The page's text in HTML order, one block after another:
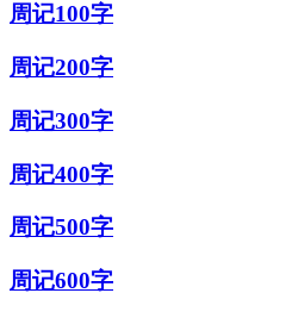
周记100字
周记200字
周记300字
周记400字
周记500字
周记600字